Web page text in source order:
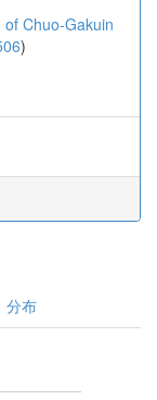
Chuo-Gakuin
)
分布